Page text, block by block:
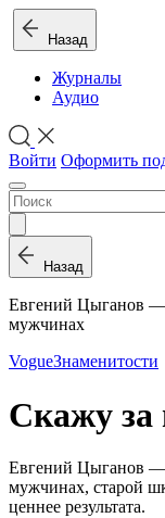
Назад
Журналы
Аудио
Войти Оформить
Назад
Евгений Цыганов —
мужчинах
VogueЗнаменитости
Скажу за
Евгений Цыганов —
мужчинах, старой
ценнее результата.